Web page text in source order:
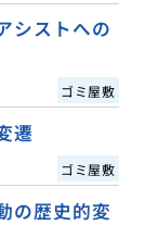
シストへの
ゴミ屋敷
遷
ゴミ屋敷
の歴史的変